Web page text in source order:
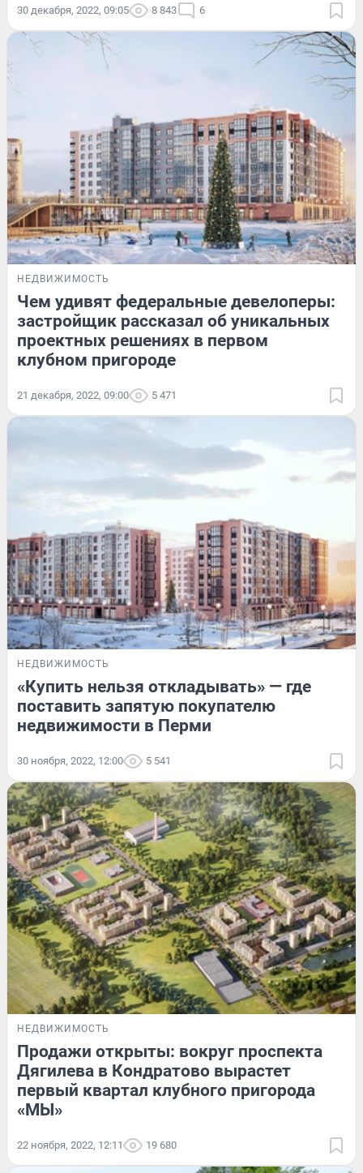
30 декабря, 2022, 09:05 8 843 6
НЕДВИЖИМОСТЬ
Чем удивят федеральные девелоперы:
застройщик рассказал об уникальных
проектных решениях в первом
клубном пригороде
21 декабря, 2022, 09:00 5 471
НЕДВИЖИМОСТЬ
«Купить нельзя откладывать» — где
поставить запятую покупателю
недвижимости в Перми
30 ноября, 2022, 12:00 5 541
НЕДВИЖИМОСТЬ
Продажи открыты: вокруг проспекта
Дягилева в Кондратово вырастет
первый квартал клубного пригорода
«МЫ»
22 ноября, 2022, 12:11 19 680